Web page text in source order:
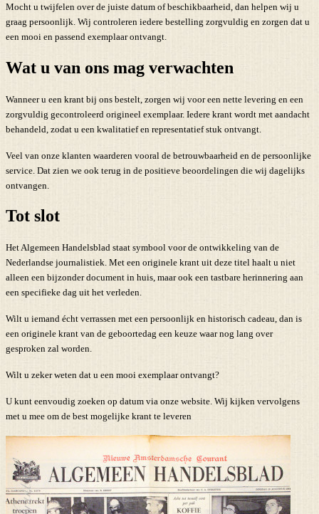
Mocht u twijfelen over de juiste datum of beschikbaarheid, dan helpen wij u
graag persoonlijk. Wij controleren iedere bestelling zorgvuldig en zorgen dat u
een mooi en passend exemplaar ontvangt.
Wat u van ons mag verwachten
Wanneer u een krant bij ons bestelt, zorgen wij voor een nette levering en een
zorgvuldig gecontroleerd origineel exemplaar. Iedere krant wordt met aandacht
behandeld, zodat u een kwalitatief en representatief stuk ontvangt.
Veel van onze klanten waarderen vooral de betrouwbaarheid en de persoonlijke
service. Dat zien we ook terug in de positieve beoordelingen die wij dagelijks
ontvangen.
Tot slot
Het Algemeen Handelsblad staat symbool voor de ontwikkeling van de
Nederlandse journalistiek. Met een originele krant uit deze titel haalt u niet
alleen een bijzonder document in huis, maar ook een tastbare herinnering aan
een specifieke dag uit het verleden.
Wilt u iemand écht verrassen met een persoonlijk en historisch cadeau, dan is
een originele krant van de geboortedag een keuze waar nog lang over
gesproken zal worden.
Wilt u zeker weten dat u een mooi exemplaar ontvangt?
U kunt eenvoudig zoeken op datum via onze website. Wij kijken vervolgens
met u mee om de best mogelijke krant te leveren